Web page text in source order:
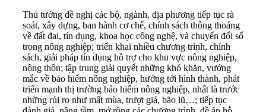
Thủ tướng đề nghị các bộ, ngành, địa phương tiếp tục rà
soát, xây dựng, ban hành cơ chế, chính sách thông thoáng
về đất đai, tín dụng, khoa học công nghệ, và chuyển đổi số
trong nông nghiệp; triển khai nhiều chương trình, chính
sách, giải pháp tín dụng hỗ trợ cho khu vực nông nghiệp,
nông thôn; tập trung giải quyết những khó khăn, vướng
mắc về bảo hiểm nông nghiệp, hướng tới hình thành, phát
triển mạnh thị trường bảo hiểm nông nghiệp, nhất là trước
những rủi ro như mất mùa, trượt giá, bão lũ…; tiếp tục